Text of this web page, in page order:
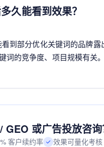
久能看到效果？
到部分优化关键词的品牌
词的竞争度、项目规模有关。
或广告投放咨询
客户续约率 效果可量化考核